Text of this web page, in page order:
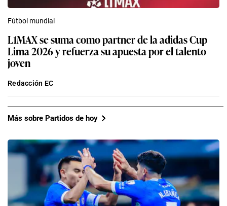
Fútbol mundial
L1MAX se suma como partner de la adidas Cup
Lima 2026 y refuerza su apuesta por el talento
joven
Redacción EC
Más sobre Partidos de hoy